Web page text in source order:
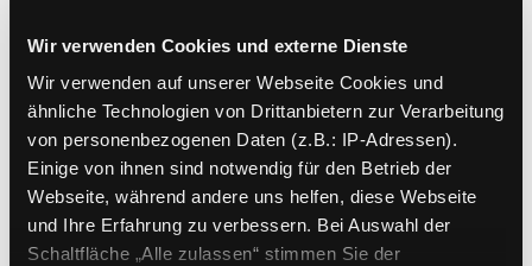
Wir verwenden Cookies und externe Dienste
Wir verwenden auf unserer Webseite Cookies und
ähnliche Technologien von Drittanbietern zur Verarbeitung
von personenbezogenen Daten (z.B.: IP-Adressen).
Einige von ihnen sind notwendig für den Betrieb der
Webseite, während andere uns helfen, diese Webseite
und Ihre Erfahrung zu verbessern. Bei Auswahl der
Schaltfläche „Alle zulassen“ stimmen Sie der
Jahr:2015
Verlag:
München, Südwest-Verl.
Exemplar-Details von Vegan anzeigen
Mediengruppe:Sachbuch
Vegan
[bewusst essen und genießen]
Suche nach diesem Verfasser
Jahr:o. J.
Verlag:Köln, Naumann u. Göbel